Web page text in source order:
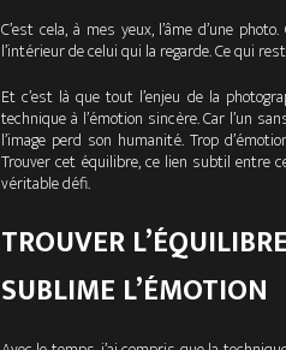
C’est cela, à mes yeux, l’âme d’une
l’intérieur de celui qui la regarde. Ce qui
Et c’est là que tout l’enjeu de la
technique à l’émotion sincère. Car l’un
l’image perd son humanité. Trop
Trouver cet équilibre, ce lien subtil entre
véritable défi.
TROUVER
SUBLIME L’ÉMOTION